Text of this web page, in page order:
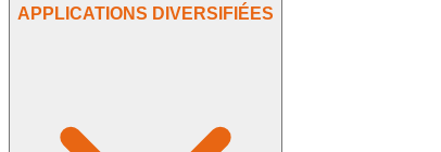
APPLICATIONS DIVERSIFIÉES